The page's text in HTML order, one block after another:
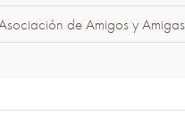
de Amigos y